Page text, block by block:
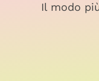
Il modo